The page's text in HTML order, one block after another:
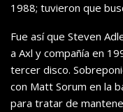
1988; tuvieron que
Fue así que Steven
a Axl y compañía en
tercer disco.
con Matt Sorum en la
para tratar de